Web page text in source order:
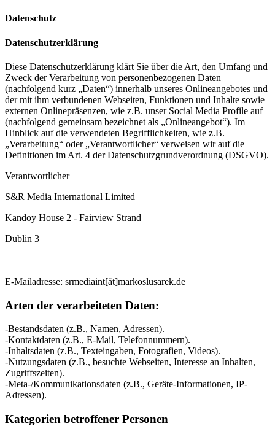
Datenschutz
Datenschutzerklärung
Diese Datenschutzerklärung klärt Sie über die Art, den Umfang und
Zweck der Verarbeitung von personenbezogenen Daten
(nachfolgend kurz „Daten“) innerhalb unseres Onlineangebotes und
der mit ihm verbundenen Webseiten, Funktionen und Inhalte sowie
externen Onlinepräsenzen, wie z.B. unser Social Media Profile auf
(nachfolgend gemeinsam bezeichnet als „Onlineangebot“). Im
Hinblick auf die verwendeten Begrifflichkeiten, wie z.B.
„Verarbeitung“ oder „Verantwortlicher“ verweisen wir auf die
Definitionen im Art. 4 der Datenschutzgrundverordnung (DSGVO).
Verantwortlicher
S&R Media International Limited
Kandoy House 2 - Fairview Strand
Dublin 3
E-Mailadresse: srmediaint[ät]markoslusarek.de
Arten der verarbeiteten Daten:
-Bestandsdaten (z.B., Namen, Adressen).
-Kontaktdaten (z.B., E-Mail, Telefonnummern).
-Inhaltsdaten (z.B., Texteingaben, Fotografien, Videos).
-Nutzungsdaten (z.B., besuchte Webseiten, Interesse an Inhalten,
Zugriffszeiten).
-Meta-/Kommunikationsdaten (z.B., Geräte-Informationen, IP-
Adressen).
Kategorien betroffener Personen